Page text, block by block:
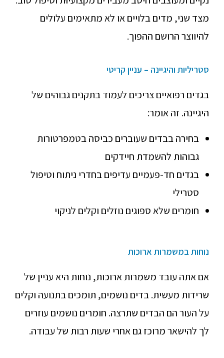
מצד שני, מדים בלויים או לא מתאימים עלולים
להיווצר הרושם ההפוך.
סטריליות והיגיינה – עניין קריטי
בגדים רפואיים צריכים לעמוד בתקנים גבוהים של
היגיינה. זה אומר:
בחירה בבדים שעוברים כביסה בטמפרטורות
גבוהות להשמדת חיידקים
בגדים חד-פעמיים עדיפים בחדרי ניתוח וטיפול
סטרילי
חומרים שלא ספוגים נוזלים וקלים לניקוי
נוחות במשמרות ארוכות
אם אתה עובד משמרות ארוכות, נוחות היא עניין של
שרידות מעשית. בדים נושמים, תומכים בתנועה וקלים
על העור הם הבדים שתרצה. חומרים נושמים עוזרים
לך להישאר מרוכז גם אחרי שעות רבות של עבודה.